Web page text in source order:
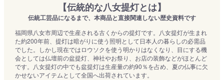
【伝統的な八女提灯とは】
伝統工芸品になるまで、本商品と直接関連しない歴史資料です
福岡県八女市周辺で生産される古くからの提灯です。八女提灯が生まれ
た約200年前、提灯は暗がりに使う照明として日本人の暮らしの必需品
でした。しかし現在ではロウソクを使う明かりはなくなり、目にする機
会としては仏壇前の盆提灯、神社やお祭り、お店の装飾などがほとんど
です。八女提灯の中でも盆提灯は生産量の約90％を占め、夏の仏事に欠
かせないアイテムとして全国へ出荷されています。